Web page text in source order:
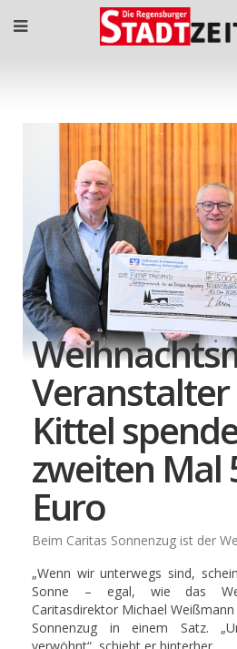
Kittel
zweiten Mal
Euro
Beim Caritas Sonnenzug ist der
„Wenn wir unterwegs sind,
Sonne – egal, wie das
Caritasdirektor Michael
Sonnenzug in einem Satz.